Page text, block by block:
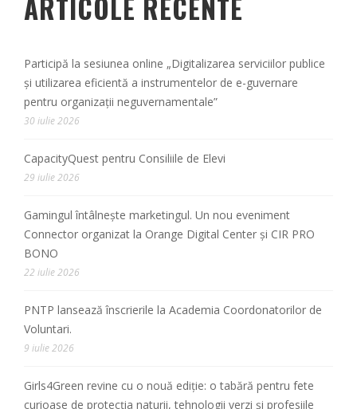
ARTICOLE RECENTE
Participă la sesiunea online „Digitalizarea serviciilor publice
și utilizarea eficientă a instrumentelor de e-guvernare
pentru organizații neguvernamentale”
30 iulie 2026
CapacityQuest pentru Consiliile de Elevi
29 iulie 2026
Gamingul întâlnește marketingul. Un nou eveniment
Connector organizat la Orange Digital Center și CIR PRO
BONO
22 iulie 2026
PNTP lansează înscrierile la Academia Coordonatorilor de
Voluntari.
9 iulie 2026
Girls4Green revine cu o nouă ediție: o tabără pentru fete
curioase de protecția naturii, tehnologii verzi și profesiile